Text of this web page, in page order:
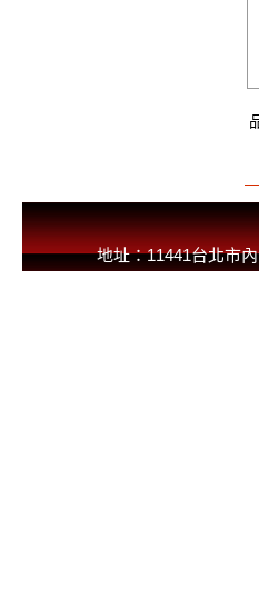
地址：11441台北市